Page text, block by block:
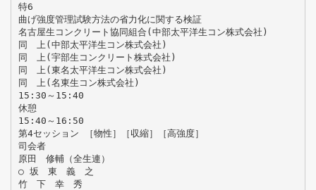
特6
曲げ強度管理試験方法の省力化に関する検証
名古屋生コンクリート協同組合(中部太平洋生コン株式会社)
同 上(中部太平洋生コン株式会社)
同 上(宇部生コンクリート株式会社)
同 上(東名太平洋生コン株式会社)
同 上(名東生コン株式会社)
15:30～15:40
休憩
15:40～16:50
第4セッション ［物性］［収縮］［高強度］
司会者
原田 修輔（全生連）
○ 坂 東 義 之
竹 下 幸 秀